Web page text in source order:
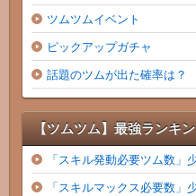
ツムツムイベント
ピックアップガチャ
話題のツムが出た確率は？
【ツムツム】最強ランキ
「スキル発動必要ツム数」
「スキルマックス必要数」